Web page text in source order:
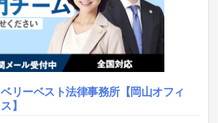
ベリーベスト法律事務所【岡山オフィ
ス】